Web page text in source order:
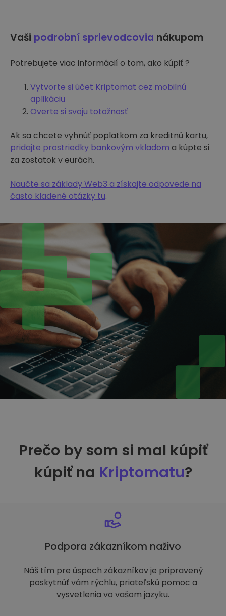
Vaši podrobní sprievodcovia nákupom
Potrebujete viac informácií o tom, ako kúpiť ?
Vytvorte si účet Kriptomat cez mobilnú
aplikáciu
Overte si svoju totožnosť
Ak sa chcete vyhnúť poplatkom za kreditnú kartu,
pridajte prostriedky bankovým vkladom a kúpte si
za zostatok v eurách.
Naučte sa základy Web3 a získajte odpovede na
často kladené otázky tu.
Prečo by som si mal kúpiť
kúpiť na Kriptomatu?
Podpora zákazníkom naživo
Náš tím pre úspech zákazníkov je pripravený
poskytnúť vám rýchlu, priateľskú pomoc a
vysvetlenia vo vašom jazyku.